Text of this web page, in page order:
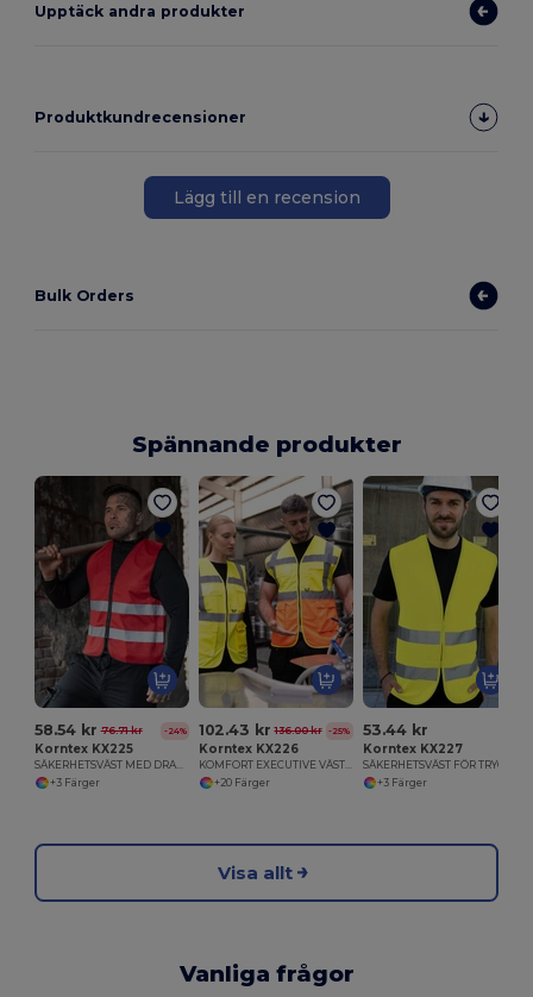
Upptäck andra produkter
Produktkundrecensioner
Lägg till en recension
Bulk Orders
Spännande produkter
58.54 kr 76.71 kr -24%
Korntex KX225
SÄKERHETSVÄST MED DRAGKEDJA COLOGNE
+3 Färger
102.43 kr 136.00 kr -25%
Korntex KX226
KOMFORT EXECUTIVE VÄST HAMBURG
+20 Färger
53.44 kr
Korntex KX227
+3 Färger
Visa allt
Vanliga frågor